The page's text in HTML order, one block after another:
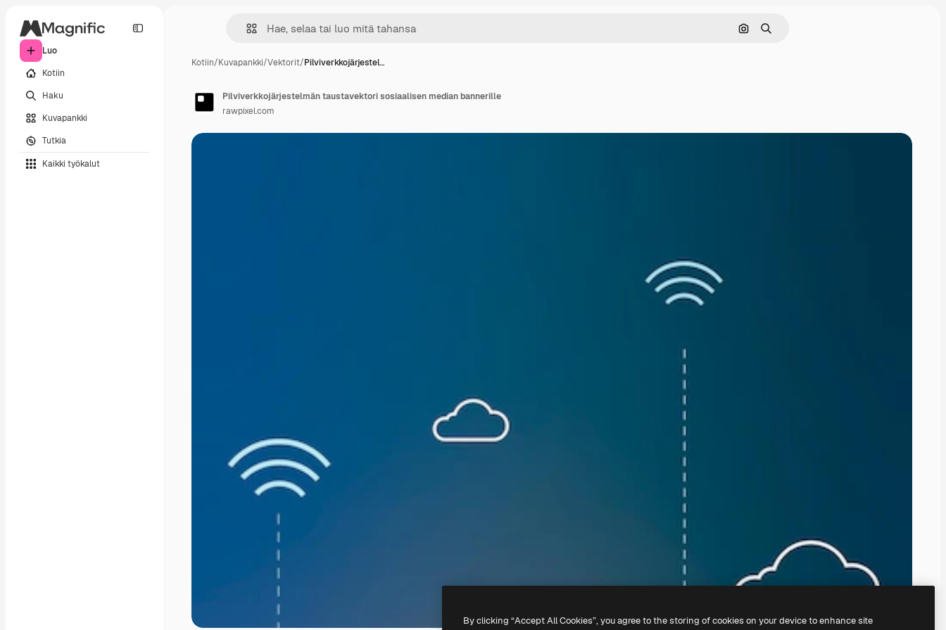
Luo
Kotiin
Haku
Kuvapankki
Tutkia
Kaikki työkalut
Hae kuvan perusteella
Haku
Kotiin/Kuvapankki/Vektorit/Pilviverkkojärjestel…
Pilviverkkojärjestelmän taustavektori sosiaalisen median bannerille
rawpixel.com
By clicking “Accept All Cookies”, you agree to the storing of cookies on your device to enhance site